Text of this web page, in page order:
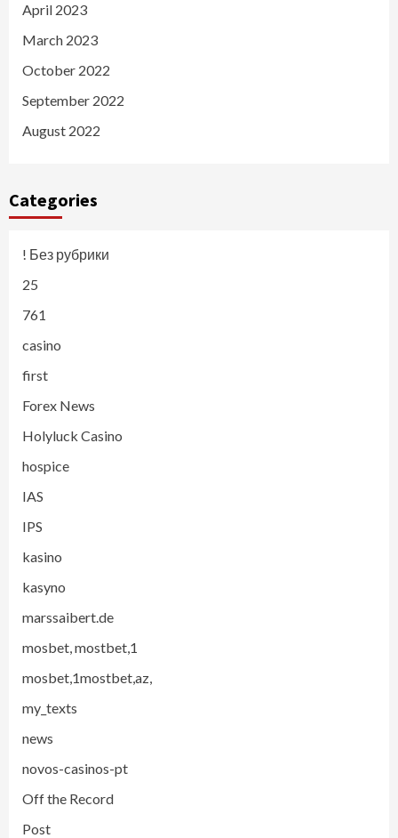
April 2023
March 2023
October 2022
September 2022
August 2022
Categories
! Без рубрики
25
761
casino
first
Forex News
Holyluck Casino
hospice
IAS
IPS
kasino
kasyno
marssaibert.de
mosbet, mostbet,1
mosbet,1mostbet,az,
my_texts
news
novos-casinos-pt
Off the Record
Post